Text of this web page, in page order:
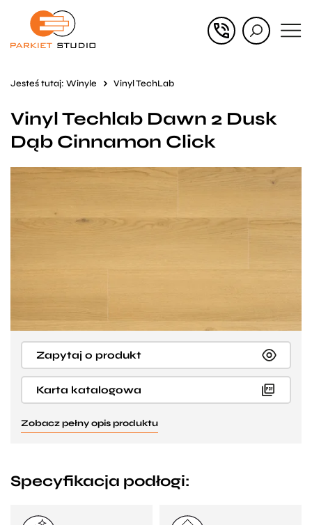
Przejdź
Przejdź
stopce
Jesteś tutaj: Winyle Vinyl TechLab
Vinyl Techlab Dawn 2 Dusk
Dąb Cinnamon Click
Zapytaj o produkt
Karta katalogowa
Zobacz pełny opis produktu
Specyfikacja podłogi: